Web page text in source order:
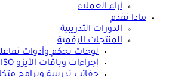
أراء العملاء
ماذا نقدم
الدورات التدريبية
المنتجات الرقمية
لوحات تحكم وأدوات
إجراءات وباقات الأيزو ISO
حقائب تدريبية وبرامج